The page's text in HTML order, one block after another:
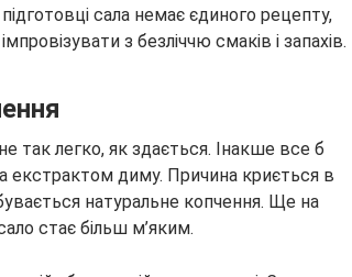
сала немає єдиного рецепту,
з безліччю смаків і запахів.
так легко, як здається. Інакше все б
екстрактом диму. Причина криється в
натуральне копчення. Ще на
стає більш м’яким.